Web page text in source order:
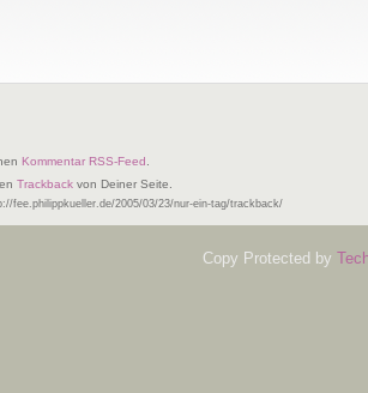
Kommentar RSS-Feed
Trackback von Deiner Seite.
fee.philippkueller.de/2005/03/23/nur-ein-tag/trackback/
Copy Protected by